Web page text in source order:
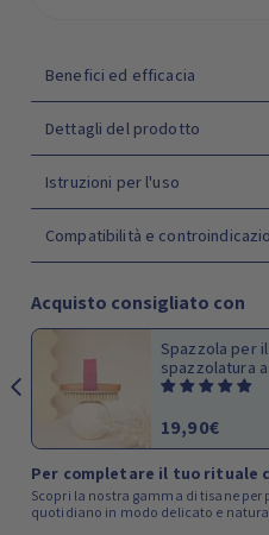
Benefici ed efficacia
Dettagli del prodotto
Istruzioni per l'uso
Compatibilità e
Acquisto consigliato con
Spazzola per
spazzolatura
19,90€
Per completare il tuo rituale
Scopri la nostra gamma di tisane per
quotidiano in modo delicato e